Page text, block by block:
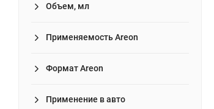
Объем, мл
Применяемость Areon
Формат Areon
Применение в авто